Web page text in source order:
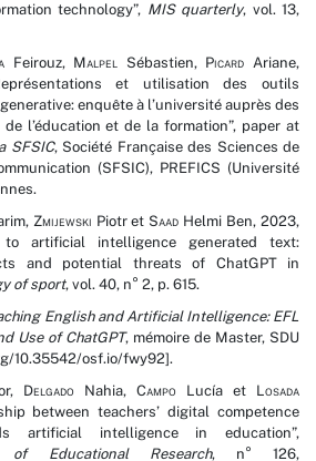
technology”, MIS quarterly, vol. 13,
Feirouz, Malpel Sébastien, Picard Ariane,
et utilisation des outils
enquête à l’université auprès des
l’éducation et de la formation”, paper at
SFSIC, Société Française des Sciences de
(SFSIC), PREFICS (Université
Zmijewski Piotr et Saad Helmi Ben, 2023,
artificial intelligence generated text:
and potential threats of ChatGPT in
of sport, vol. 40, n° 2, p. 615.
English and Artificial Intelligence: EFL
Use of ChatGPT, mémoire de Master, SDU
10.35542/osf.io/fwy92].
Delgado Nahia, Campo Lucía et Losada
between teachers’ digital competence
artificial intelligence in education”,
of Educational Research, n° 126,